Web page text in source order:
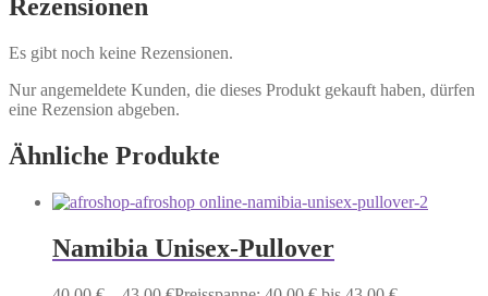
Rezensionen
Es gibt noch keine Rezensionen.
Nur angemeldete Kunden, die dieses Produkt gekauft haben, dürfen
eine Rezension abgeben.
Ähnliche Produkte
Namibia Unisex-Pullover